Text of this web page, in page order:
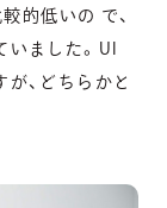
的低いの で、
ました。UI
、どちらかと